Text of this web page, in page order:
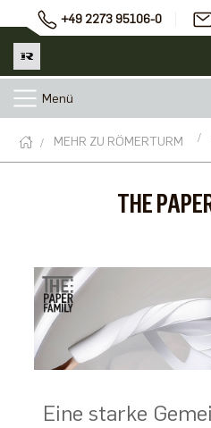
+49 2273 95106-0
Menü
MEHR ZU RÖMERTURM
THE
Eine starke